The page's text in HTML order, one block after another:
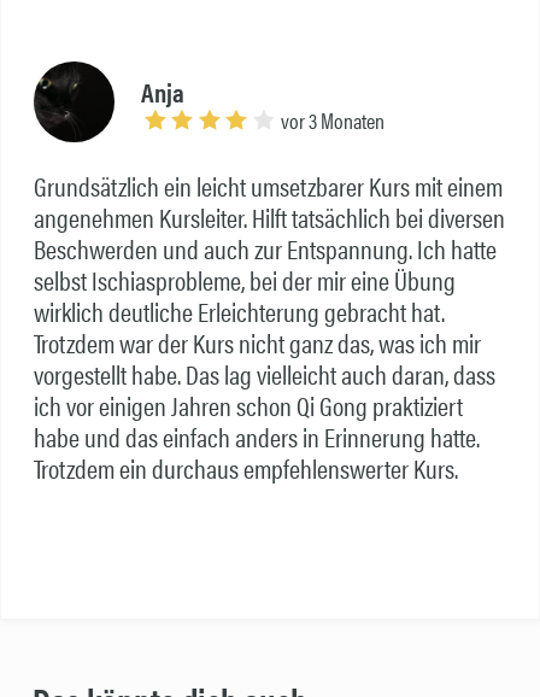
Anja
vor 3 Monaten
Grundsätzlich ein leicht umsetzbarer Kurs mit einem
angenehmen Kursleiter. Hilft tatsächlich bei diversen
Beschwerden und auch zur Entspannung. Ich hatte
selbst Ischiasprobleme, bei der mir eine Übung
wirklich deutliche Erleichterung gebracht hat.
Trotzdem war der Kurs nicht ganz das, was ich mir
vorgestellt habe. Das lag vielleicht auch daran, dass
ich vor einigen Jahren schon Qi Gong praktiziert
habe und das einfach anders in Erinnerung hatte.
Trotzdem ein durchaus empfehlenswerter Kurs.